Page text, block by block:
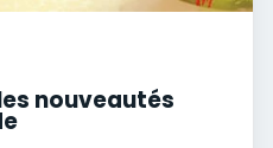
nouveautés